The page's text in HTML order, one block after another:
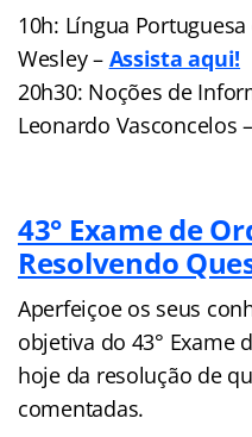
10h: Língua Portuguesa
Wesley – Assista aqui!
20h30: Noções de
Leonardo Vasconcelos –
43° Exame de
Resolvendo
Aperfeiçoe os seus
objetiva do 43° Exame
hoje da resolução de
comentadas.